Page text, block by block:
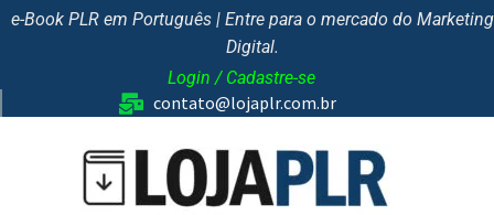
e-Book PLR em Português | Entre para o mercado do Marketing
Digital.
Login / Cadastre-se
contato@lojaplr.com.br